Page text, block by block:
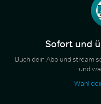
Sofort und
Buch dein Abo und stream
und
Wähl